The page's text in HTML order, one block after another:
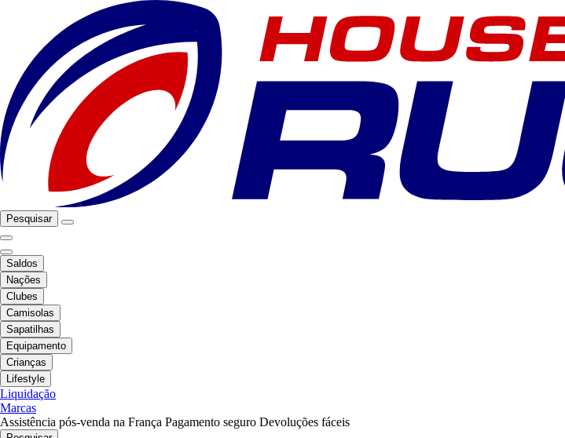
Pesquisar
Saldos
Nações
Clubes
Camisolas
Sapatilhas
Equipamento
Crianças
Lifestyle
Liquidação
Marcas
Assistência pós-venda na França Pagamento seguro Devoluções fáceis